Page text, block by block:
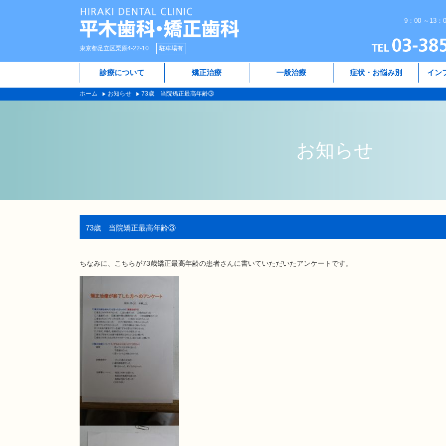
東京都足立区栗原4-22-10 駐車場有
9：00 ～13：
診療について 矯正治療 一般治療 症状・お悩み別 イン
ホーム お知らせ 73歳 当院矯正最高年齢③
お知らせ
73歳 当院矯正最高年齢③
ちなみに、こちらが73歳矯正最高年齢の患者さんに書いていただいたアンケートです。